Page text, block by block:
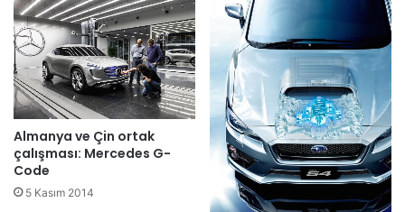
Almanya ve Çin ortak
çalışması: Mercedes G-
Code
5 Kasım 2014